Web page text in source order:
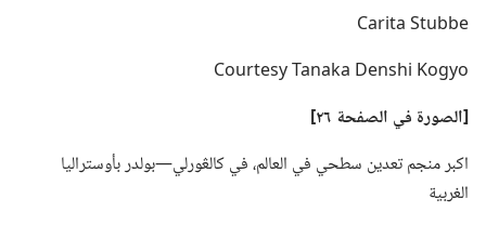
Carita Stubbe
Courtesy Tanaka Denshi Kogyo
‏[الصورة في الصفحة ٢٦]‏
اكبر منجم تعدين سطحي في العالم،‏ في كالڠورلي—‏بولدر بأوستراليا
الغربية